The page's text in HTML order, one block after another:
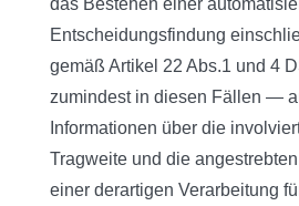
das Bestehen einer
Entscheidungsfindung
gemäß Artikel 22 Abs.1 und 4
zumindest in diesen Fällen —
Informationen über die
Tragweite und die
einer derartigen Verarbeitung